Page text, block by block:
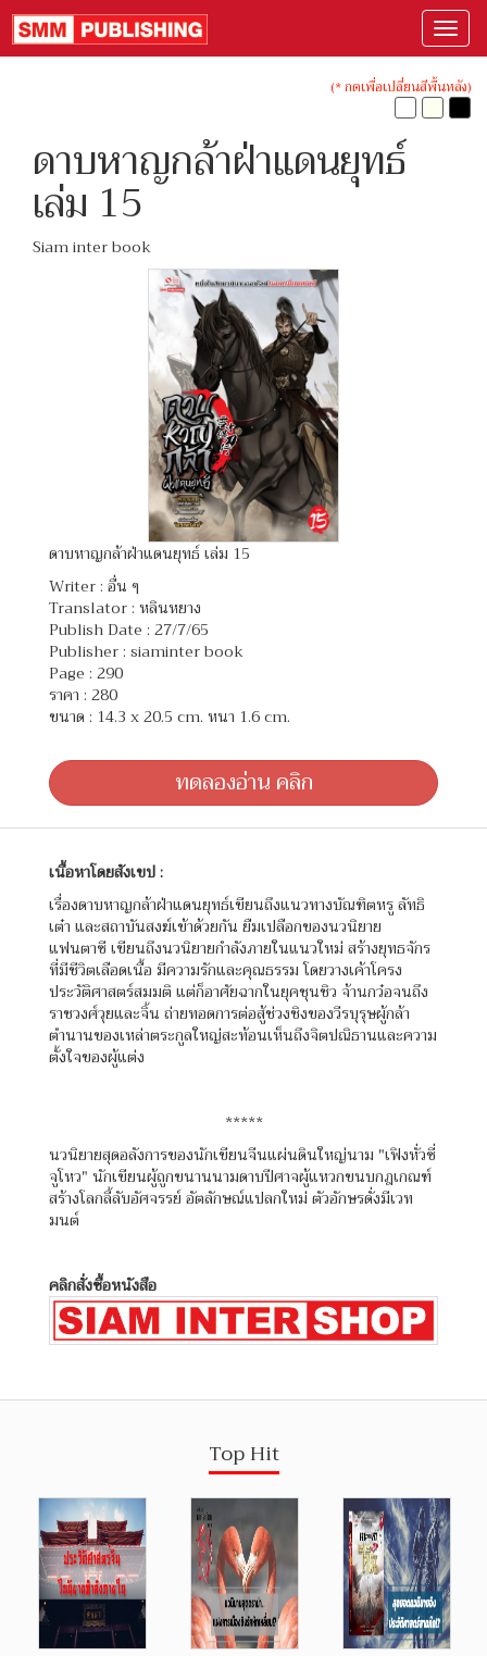
(* กดเพื่อเปลี่ยนสีพื้นหลัง)
ดาบหาญกล้าฝ่าแดนยุทธ์
เล่ม 15
Siam inter book
ดาบหาญกล้าฝ่าแดนยุทธ์ เล่ม 15
Writer : อื่น ๆ
Translator : หลินหยาง
Publish Date : 27/7/65
Publisher : siaminter book
Page : 290
ราคา : 280
ขนาด : 14.3 x 20.5 cm. หนา 1.6 cm.
ทดลองอ่าน คลิก
เนื้อหาโดยสังเขป :
เรื่องดาบหาญกล้าฝ่าแดนยุทธ์เขียนถึงแนวทางบัณฑิตหรู ลัทธิ
เต๋า และสถาบันสงฆ์เข้าด้วยกัน ยืมเปลือกของนวนิยาย
แฟนตาซี เขียนถึงนวนิยายกำลังภายในแนวใหม่ สร้างยุทธจักร
ที่มีชีวิตเลือดเนื้อ มีความรักและคุณธรรม โดยวางเค้าโครง
ประวัติศาสตร์สมมติ แต่ก็อาศัยฉากในยุคชุนชิว จ้านกว๋อจนถึง
ราชวงศ์วุยและจิ้น ถ่ายทอดการต่อสู้ช่วงชิงของวีรบุรุษผู้กล้า
ตำนานของเหล่าตระกูลใหญ่สะท้อนเห็นถึงจิตปณิธานและความ
ตั้งใจของผู้แต่ง
*****
นวนิยายสุดอลังการของนักเขียนจีนแผ่นดินใหญ่นาม "เฟิงหั่วซี่
จูโหว" นักเขียนผู้ถูกขนานนามดาบปีศาจผู้แหวกขนบกฎเกณฑ์
สร้างโลกลี้ลับอัศจรรย์ อัตลักษณ์แปลกใหม่ ตัวอักษรดั่งมีเวท
มนต์
คลิกสั่งซื้อหนังสือ
Top Hit